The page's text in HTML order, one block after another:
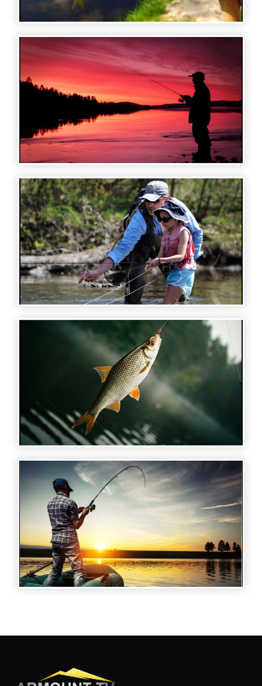
FISHING AND HUNTING - ՁԿՆՈՐՍԱԿԱՆ
ՄՐՑՈՒՅԹ ՁԿՆՈՐՍԱԿԱՆ ԱԿՈՒՄԲՈՒՄ
FISHING AND HUNTING - ԳԻՇԵՐԱՅԻՆ
ՁԿՆՈՐՍՈՒԹՅՈՒՆ ՁԿՆՈՐՍԱԿԱՆ
ԱԿՈՒՄԲՈՒՄ
FISHING AND HUNTING - ՁԿՆՈՐՍՈՒԹՅՈՒՆ
ԵՐԵԽԱՆԵՐԻ ՄԱՍՆԱԿՑՈՒԹՅԱՄԲ
FISHING AND HUNTING - ՁԿՆՈՐՍՈՒԹՅՈՒՆ
ՁԿՆՈՐՍԱԿԱՆ ԱԿՈՒՄԲՈՒՄ
FISHING AND HUNTING - ՀԱՂՈՐԴՄԱՆ